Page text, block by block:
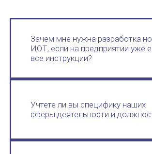
Зачем мне нужна разработка
ИОТ, если на предприятии уже
все инструкции?
Учтете ли вы специфику наших
сферы деятельности и